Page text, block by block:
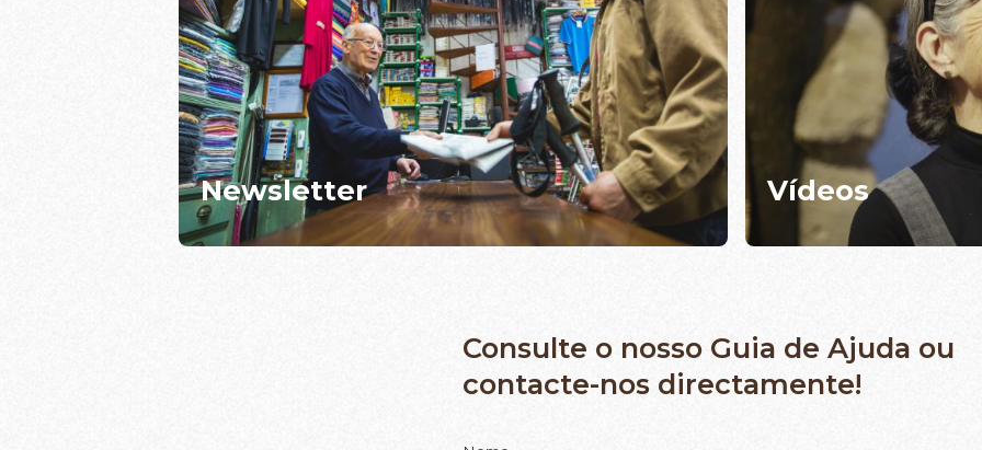
Newsletter Vídeos
Consulte o nosso Guia de Ajuda ou
contacte-nos directamente!